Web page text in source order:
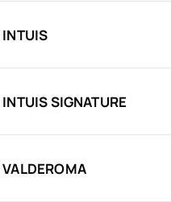
SIGNATURE